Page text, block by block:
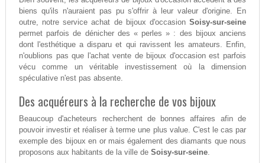
biens qu'ils n'auraient pas pu s'offrir à leur valeur d'origine. En
outre, notre service achat de bijoux d'occasionSoisy-sur-seine
permet parfois de dénicher des « perles » : des bijoux anciens
dont l'esthétique a disparu et qui ravissent les amateurs. Enfin,
n'oublions pas que l'achat vente de bijoux d'occasion est parfois
vécu comme un véritable investissement où la dimension
spéculative n'est pas absente.
Des acquéreurs à la recherche de vos bijoux
Beaucoup d'acheteurs recherchent de bonnes affaires afin de
pouvoir investir et réaliser à terme une plus value. C'est le cas par
exemple des bijoux en or mais également des diamants que nous
proposons aux habitants de la ville de Soisy-sur-seine.